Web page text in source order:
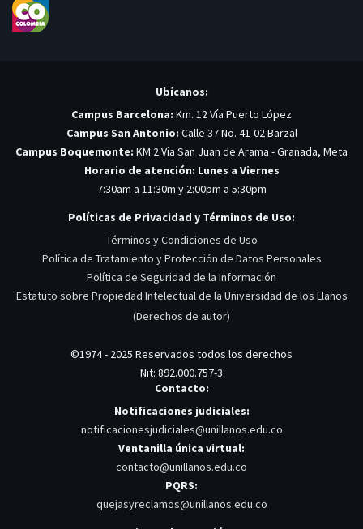
Ubícanos:
Campus Barcelona: Km. 12 Vía Puerto López
Campus San Antonio: Calle 37 No. 41-02 Barzal
Campus Boquemonte: KM 2 Via San Juan de Arama - Granada, Meta
Horario de atención: Lunes a Viernes
7:30am a 11:30m y 2:00pm a 5:30pm
Políticas de Privacidad y Términos de Uso:
Términos y Condiciones de Uso
Política de Tratamiento y Protección de Datos Personales
Política de Seguridad de la Información
Estatuto sobre Propiedad Intelectual de la Universidad de los Llanos
(Derechos de autor)
©1974 - 2025 Reservados todos los derechos
Nit: 892.000.757-3
Contacto:
Notificaciones judiciales:
notificacionesjudiciales@unillanos.edu.co
Ventanilla única virtual:
contacto@unillanos.edu.co
PQRS:
quejasyreclamos@unillanos.edu.co